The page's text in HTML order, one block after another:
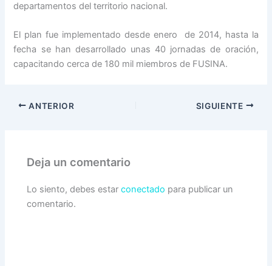
departamentos del territorio nacional.
El plan fue implementado desde enero de 2014, hasta la
fecha se han desarrollado unas 40 jornadas de oración,
capacitando cerca de 180 mil miembros de FUSINA.
ANTERIOR SIGUIENTE
Deja un comentario
Lo siento, debes estarconectado para publicar un
comentario.